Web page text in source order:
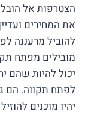
הצטרפות אל
את המחירים
להוביל מרעננה
מובילים מפתח
יכול להיות שהם
לפתח תקווה. הם
יהיו מוכנים